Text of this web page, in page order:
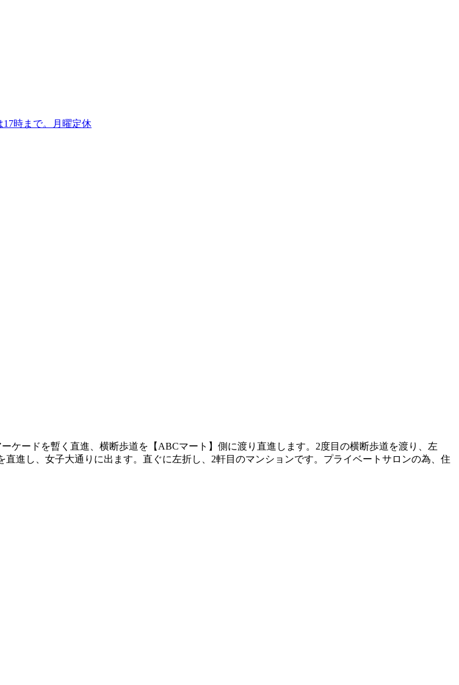
ケードを暫く直進、横断歩道を【ABCマート】側に渡り直進します。2度目の横断歩道を渡り、左
進し、女子大通りに出ます。直ぐに左折し、2軒目のマンションです。プライベートサロンの為、住